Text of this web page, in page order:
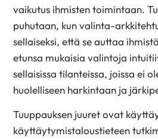
vaikutus ihmisten toimintaan.
puhutaan, kun valinta-
sellaiseksi, että se auttaa
etunsa mukaisia valintoja
sellaisissa tilanteissa, joissa ei
huolelliseen harkintaan ja
Tuuppauksen juuret ovat
käyttäytymistaloustieteen